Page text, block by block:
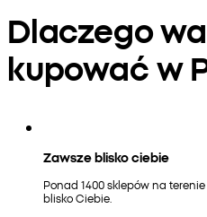
Dlaczego
kupować w
Zawsze blisko ciebie
Ponad 1400 sklepów na
blisko Ciebie.